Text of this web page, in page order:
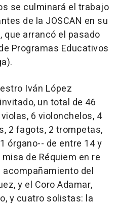
se culminará el trabajo
de la JOSCAN en su
que arrancó el pasado
Programas Educativos
Iván López
un total de 46
6 violonchelos, 4
2 fagots, 2 trompetas,
órgano-- de entre 14 y
de Réquiem en re
del
y el Coro Adamar,
y cuatro solistas: la